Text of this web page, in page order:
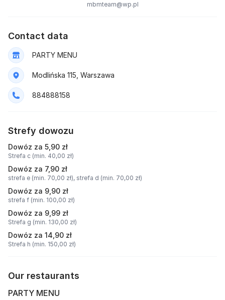
mbmteam@wp.pl
Contact data
PARTY MENU
Modlińska 115, Warszawa
884888158
Strefy dowozu
Dowóz za 5,90 zł
Strefa c (min. 40,00 zł)
Dowóz za 7,90 zł
strefa e (min. 70,00 zł), strefa d (min. 70,00 zł)
Dowóz za 9,90 zł
strefa f (min. 100,00 zł)
Dowóz za 9,99 zł
Strefa g (min. 130,00 zł)
Dowóz za 14,90 zł
Strefa h (min. 150,00 zł)
Our restaurants
PARTY MENU